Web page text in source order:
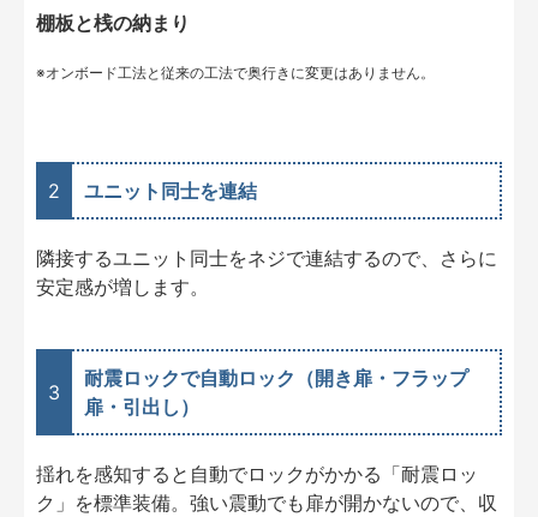
棚板と桟の納まり
※オンボード工法と従来の工法で奥行きに変更はありません。
2 ユニット同士を連結
隣接するユニット同士をネジで連結するので、さらに
安定感が増します。
3
耐震ロックで自動ロック（開き扉・フラップ
扉・引出し）
揺れを感知すると自動でロックがかかる「耐震ロッ
ク」を標準装備。強い震動でも扉が開かないので、収